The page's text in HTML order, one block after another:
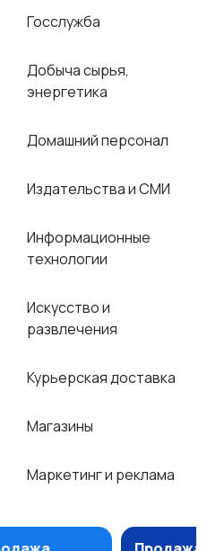
Госслужба
Добыча сырья,
энергетика
Домашний персонал
Издательства и СМИ
Информационные
технологии
Искусство и
развлечения
Курьерская доставка
Магазины
Маркетинг и реклама